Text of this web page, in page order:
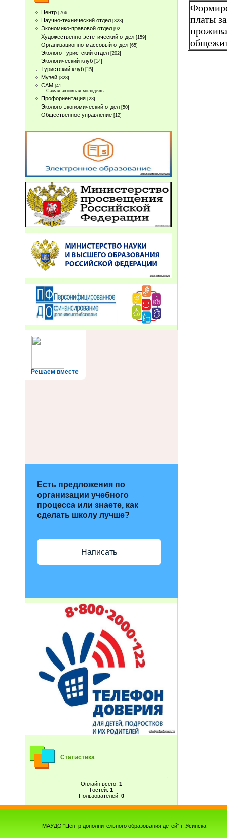
Центр [766]
Научно-технический отдел [323]
Экономико-правовой отдел [92]
Художественно-эстетический отдел [159]
Организационно-массовый отдел [65]
Эколого-туристский отдел [202]
Экологический клуб [14]
Туристcкий клуб [15]
Музей [328]
САМ [41]
Самая активная молодежь
Профориентация [23]
Эколого-экономический отдел [50]
Общественное управление [12]
Решаем вместе
Есть предложения по
организации учебного
процесса или знаете, как
сделать школу лучше?
Написать
Статистика
Онлайн всего: 1
Гостей: 1
Пользователей: 0
платы за
МАУДО "Центр дополнительного образования детей" г. Усинска